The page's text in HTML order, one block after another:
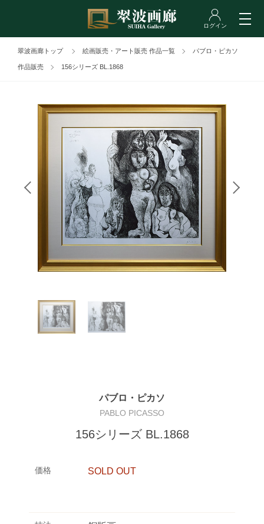
翠波画廊トップ 絵画販売・アート販売 作品一覧 パブロ・ピカソ
作品販売 156シリーズ BL.1868
パブロ・ピカソ
PABLO PICASSO
156シリーズ BL.1868
価格 SOLD OUT